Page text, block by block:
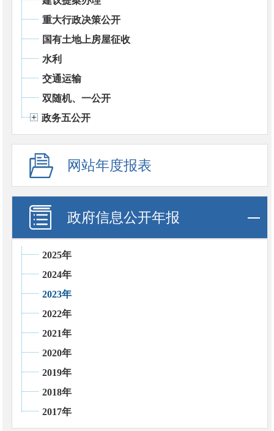
重大行政决策公开
国有土地上房屋征收
水利
交通运输
双随机、一公开
政务五公开
网站年度报表
政府信息公开年报
2025年
2024年
2023年
2022年
2021年
2020年
2019年
2018年
2017年